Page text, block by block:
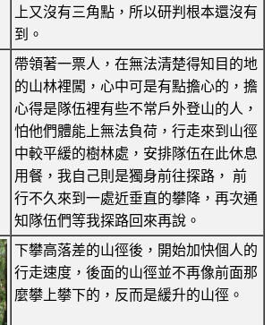
上又沒有三角點，所以研判根本還沒有
到。
帶領著一票人，在無法清楚得知目的地
的山林裡闖，心中可是有點擔心的，擔
心得是隊伍裡有些不常戶外登山的人，
怕他們體能上無法負荷，行走來到山徑
中較平緩的樹林處，安排隊伍在此休息
用餐，我自己則是獨身前往探路， 前
行不久來到一處近垂直的攀降，再次通
知隊伍們等我探路回來再說。
下攀高落差的山徑後，開始加快個人的
行走速度，後面的山徑並不再像前面那
麼攀上攀下的，反而是緩升的山徑。